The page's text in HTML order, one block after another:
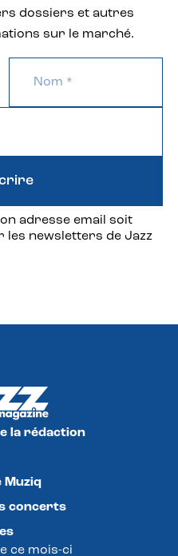
dossiers et autres
sur le marché.
adresse email soit
les newsletters de Jazz
la rédaction
Muziq
concerts
ce mois-ci